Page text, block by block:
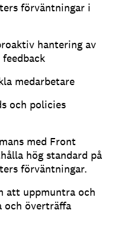
förväntningar i
hantering av
medarbetare
och policies
med Front
hög standard på
förväntningar.
att uppmuntra och
och överträffa